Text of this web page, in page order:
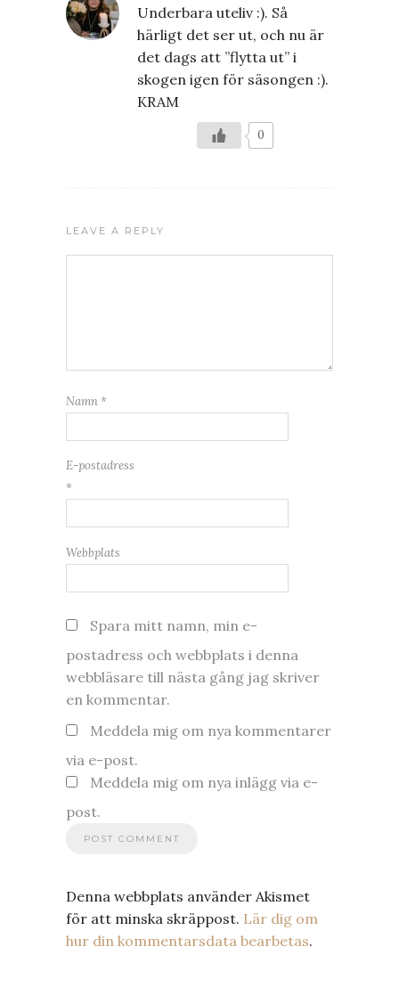
Underbara uteliv :). Så
härligt det ser ut, och nu är
det dags att ”flytta ut” i
skogen igen för säsongen :).
KRAM
0
LEAVE A REPLY
Namn *
E-postadress
*
Webbplats
Spara mitt namn, min e-
postadress och webbplats i denna
webbläsare till nästa gång jag skriver
en kommentar.
Meddela mig om nya kommentarer
via e-post.
Meddela mig om nya inlägg via e-
post.
Denna webbplats använder Akismet
för att minska skräppost. Lär dig om
hur din kommentarsdata bearbetas.